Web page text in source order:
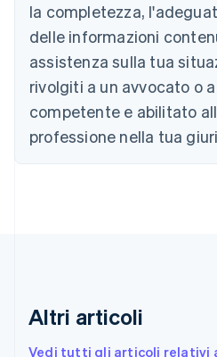
la completezza,
delle informazioni
assistenza sulla tua
rivolgiti a un avvocato o
competente e abilitato
professione nella tua
Altri articoli
Vedi tutti gli articoli relativi
DeutschEnglish
Belgio
Nederlands FrançaisDeutsch
Brasile
Português
Bulgaria
English
Canada
Cina continentale
Emirati Arabi Uniti
English
Estonia